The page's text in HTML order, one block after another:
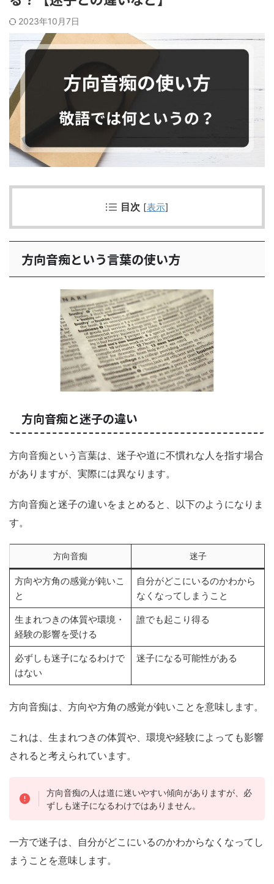
2023年10月7日
目次 [表示]
方向音痴という言葉の使い方
方向音痴と迷子の違い
方向音痴という言葉は、迷子や道に不慣れな人を指す場合
がありますが、実際には異なります。
方向音痴と迷子の違いをまとめると、以下のようになりま
す。
方向音痴 迷子
方向や方角の感覚が鈍いこ
と
自分がどこにいるのかわから
なくなってしまうこと
生まれつきの体質や環境・
経験の影響を受ける
誰でも起こり得る
必ずしも迷子になるわけで
はない
迷子になる可能性がある
方向音痴は、方向や方角の感覚が鈍いことを意味します。
これは、生まれつきの体質や、環境や経験によっても影響
されると考えられています。
方向音痴の人は道に迷いやすい傾向がありますが、必
ずしも迷子になるわけではありません。
一方で迷子は、自分がどこにいるのかわからなくなってし
まうことを意味します。